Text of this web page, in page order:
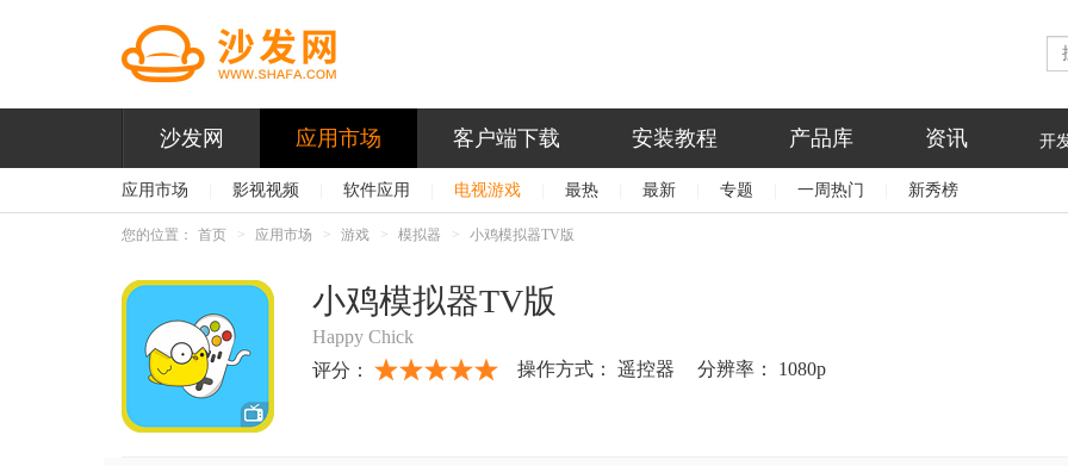
沙发网 应用市场 客户端下载 安装教程 产品库 资讯 开
应用市场 影视视频 软件应用 电视游戏 最热 最新 专题 一周热门 新秀榜
您的位置： 首页 应用市场 游戏 模拟器 小鸡模拟器TV版
小鸡模拟器TV版
Happy Chick
评分：
操作方式： 遥控器 分辨率： 1080p